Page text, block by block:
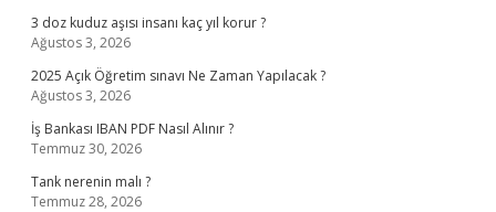
3 doz kuduz aşısı insanı kaç yıl korur ?
Ağustos 3, 2026
2025 Açık Öğretim sınavı Ne Zaman Yapılacak ?
Ağustos 3, 2026
İş Bankası IBAN PDF Nasıl Alınır ?
Temmuz 30, 2026
Tank nerenin malı ?
Temmuz 28, 2026